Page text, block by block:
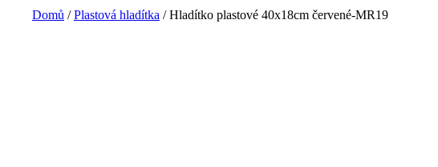
Domů /Plastová hladítka / Hladítko plastové 40x18cm červené-MR19